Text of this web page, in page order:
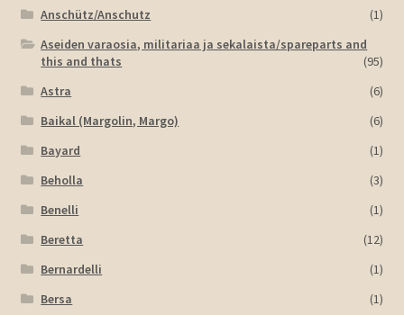
Anschütz/Anschutz
(1)
Aseiden varaosia, militariaa ja sekalaista/spareparts and
this and thats
(95)
Astra
(6)
Baikal (Margolin, Margo)
(6)
Bayard
(1)
Beholla
(3)
Benelli
(1)
Beretta
(12)
Bernardelli
(1)
Bersa
(1)